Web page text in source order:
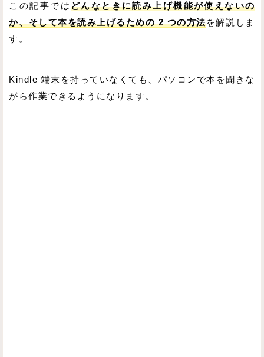
この記事ではどんなときに読み上げ機能が使えないの
か、そして本を読み上げるための 2 つの方法を解説しま
す。
Kindle 端末を持っていなくても、パソコンで本を聞きな
がら作業できるようになります。